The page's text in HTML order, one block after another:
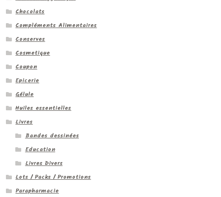
Chocolats
Compléments Alimentaires
Conserves
Cosmetique
Coupon
Epicerie
Gélule
Huiles essentielles
Livres
Bandes dessinées
Education
Livres Divers
Lots / Packs / Promotions
Parapharmacie